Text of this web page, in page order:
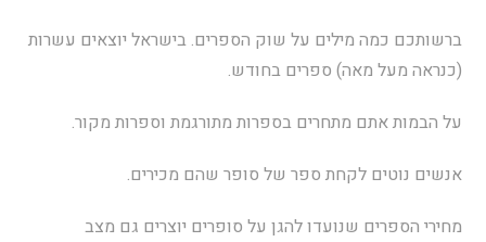
ברשותכם כמה מילים על שוק הספרים. בישראל יוצאים עשרות
(כנראה מעל מאה) ספרים בחודש.
על הבמות אתם מתחרים בספרות מתורגמת וספרות מקור.
אנשים נוטים לקחת ספר של סופר שהם מכירים.
מחירי הספרים שנועדו להגן על סופרים יוצרים גם מצב